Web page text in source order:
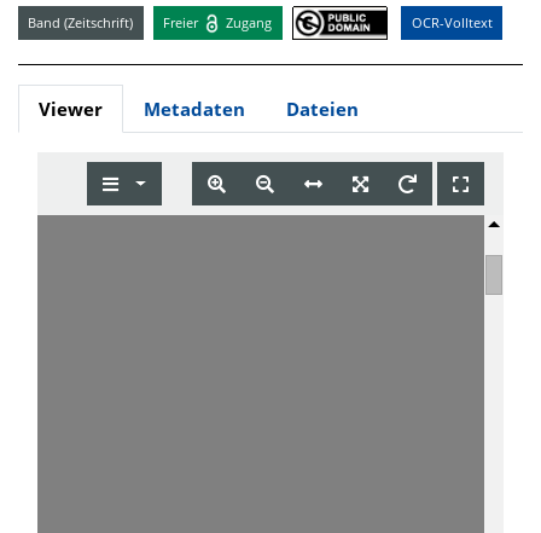
Band (Zeitschrift) Freier Zugang OCR-Volltext
Viewer Metadaten Dateien